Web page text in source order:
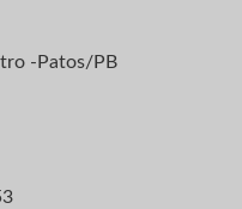
-Patos/PB